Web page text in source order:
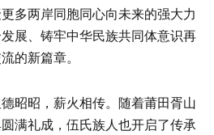
多两岸同胞同心向未来的强大力
展、铸牢中华民族共同体意识再
的新篇章。
昭昭，薪火相传。随着莆田胥山
满礼成，伍氏族人也开启了传承